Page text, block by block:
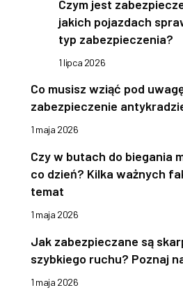
Czym jest
jakich pojazdach
typ zabezpieczenia?
1 lipca 2026
Co musisz wziąć pod
zabezpieczenie
1 maja 2026
Czy w butach do biegania
co dzień? Kilka ważnych
temat
1 maja 2026
Jak zabezpieczane są
szybkiego ruchu? Poznaj
1 maja 2026